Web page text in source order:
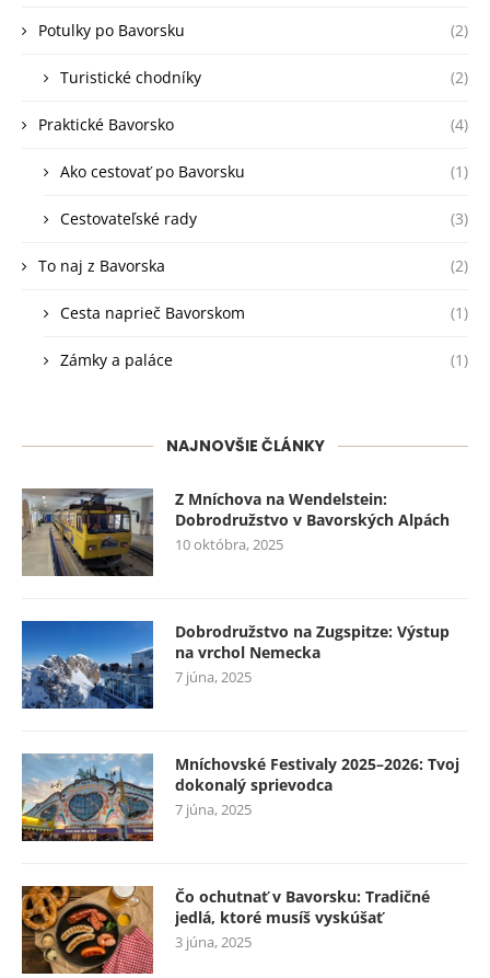
Potulky po Bavorsku (2)
Turistické chodníky (2)
Praktické Bavorsko (4)
Ako cestovať po Bavorsku (1)
Cestovateľské rady (3)
To naj z Bavorska (2)
Cesta naprieč Bavorskom (1)
Zámky a paláce (1)
NAJNOVŠIE ČLÁNKY
Z Mníchova na Wendelstein:
Dobrodružstvo v Bavorských Alpách
10 októbra, 2025
Dobrodružstvo na Zugspitze: Výstup
na vrchol Nemecka
7 júna, 2025
Mníchovské Festivaly 2025–2026: Tvoj
dokonalý sprievodca
7 júna, 2025
Čo ochutnať v Bavorsku: Tradičné
jedlá, ktoré musíš vyskúšať
3 júna, 2025